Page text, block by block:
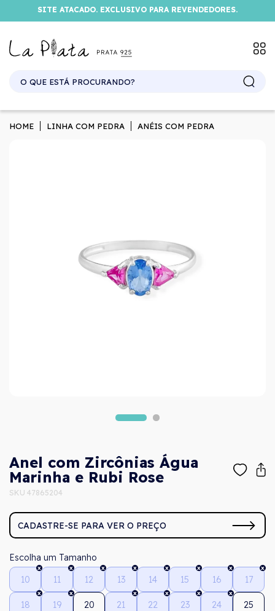
SITE ATACADO. EXCLUSIVO PARA REVENDEDORES.
HOME LINHA COM PEDRA ANÉIS COM PEDRA
Anel com Zircônias Água
Marinha e Rubi Rose
SKU 47865204
CADASTRE-SE PARA VER O PREÇO
Tamanho
10
11 12 13 14 15 16 17
18 19 20 21 22 23 24 25